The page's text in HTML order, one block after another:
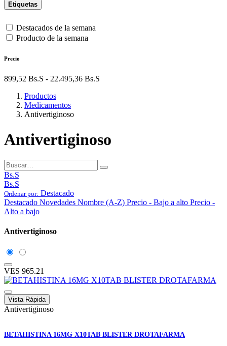
Etiquetas
Destacados de la semana
Producto de la semana
Precio
899,52 Bs.S - 22.495,36 Bs.S
Productos
Medicamentos
Antivertiginoso
Antivertiginoso
Bs.S
Bs.S
Ordenar por: Destacado
Destacado Novedades Nombre (A-Z) Precio - Bajo a alto Precio -
Alto a bajo
Antivertiginoso
VES 965.21
Vista Rápida
Antivertiginoso
BETAHISTINA 16MG X10TAB BLISTER DROTAFARMA